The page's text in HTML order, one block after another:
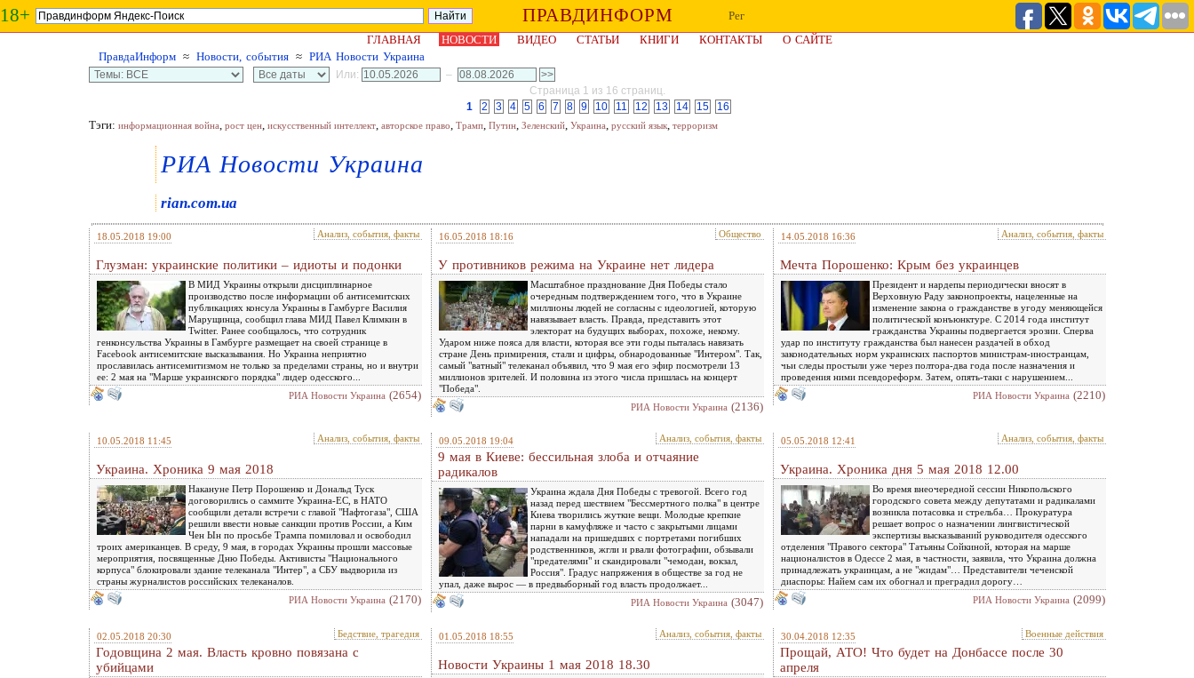
18+ ПРАВДИНФОРМ
Рег
ГЛАВНАЯ
НОВОСТИ ВИДЕО СТАТЬИ КНИГИ КОНТАКТЫ
О САЙТЕ
ПравдаИнформ ≈ Новости, события ≈ РИА Новости Украина
Или:
–
Страница 1 из 16 страниц.
1
2 3 4 5 6 7 8 9 10 11 12 13 14 15 16
Тэги: информационная война, рост цен, искусственный интеллект, авторское право, Трамп, Путин, Зеленский, Украина, русский язык, терроризм
РИА Новости Украина
rian.com.ua
18.05.2018 19:00 Анализ, события, факты
Глузман: украинские политики – идиоты и подонки
В МИД Украины открыли дисциплинарное
производство после информации об антисемитских
публикациях консула Украины в Гамбурге Василия
Марущинца, сообщил глава МИД Павел Климкин в
Twitter. Ранее сообщалось, что сотрудник
генконсульства Украины в Гамбурге размещает на своей странице в
Facebook антисемитские высказывания. Но Украина неприятно
прославилась антисемитизмом не только за пределами страны, но и внутри
ее: 2 мая на "Марше украинского порядка" лидер одесского...
РИА Новости Украина (2654)
16.05.2018 18:16 Общество
У противников режима на Украине нет лидера
Масштабное празднование Дня Победы стало
очередным подтверждением того, что в Украине
миллионы людей не согласны с идеологией, которую
навязывает власть. Правда, представить этот
электорат на будущих выборах, похоже, некому.
Ударом ниже пояса для власти, которая все эти годы пыталась навязать
стране День примирения, стали и цифры, обнародованные "Интером". Так,
самый "ватный" телеканал объявил, что 9 мая его эфир посмотрели 13
миллионов зрителей. И половина из этого числа пришлась на концерт
"Победа".
РИА Новости Украина (2136)
14.05.2018 16:36 Анализ, события, факты
Мечта Порошенко: Крым без украинцев
Президент и нардепы периодически вносят в
Верховную Раду законопроекты, нацеленные на
изменение закона о гражданстве в угоду меняющейся
политической конъюнктуре. С 2014 года институт
гражданства Украины подвергается эрозии. Сперва
удар по институту гражданства был нанесен раздачей в обход
законодательных норм украинских паспортов министрам-иностранцам,
чьи следы простыли уже через полтора-два года после назначения и
проведения ними псевдореформ. Затем, опять-таки с нарушением...
РИА Новости Украина (2210)
10.05.2018 11:45 Анализ, события, факты
Украина. Хроника 9 мая 2018
Накануне Петр Порошенко и Дональд Туск
договорились о саммите Украина-ЕС, в НАТО
сообщили детали встречи с главой "Нафтогаза", США
решили ввести новые санкции против России, а Ким
Чен Ын по просьбе Трампа помиловал и освободил
троих американцев. В среду, 9 мая, в городах Украины прошли массовые
мероприятия, посвященные Дню Победы. Активисты "Национального
корпуса" блокировали здание телеканала "Интер", а СБУ выдворила из
страны журналистов российских телеканалов.
РИА Новости Украина (2170)
09.05.2018 19:04 Анализ, события, факты
9 мая в Киеве: бессильная злоба и отчаяние
радикалов
Украина ждала Дня Победы с тревогой. Всего год
назад перед шествием "Бессмертного полка" в центре
Киева творились жуткие вещи. Молодые крепкие
парни в камуфляже и часто с закрытыми лицами
нападали на пришедших с портретами погибших
родственников, жгли и рвали фотографии, обзывали
"предателями" и скандировали "чемодан, вокзал,
Россия". Градус напряжения в обществе за год не
упал, даже вырос — в предвыборный год власть продолжает...
РИА Новости Украина (3047)
05.05.2018 12:41 Анализ, события, факты
Украина. Хроника дня 5 мая 2018 12.00
Во время внеочередной сессии Никопольского
городского совета между депутатами и радикалами
возникла потасовка и стрельба… Прокуратура
решает вопрос о назначении лингвистической
экспертизы высказываний руководителя одесского
отделения "Правого сектора" Татьяны Сойкиной, которая на марше
националистов в Одессе 2 мая, в частности, заявила, что Украина должна
принадлежать украинцам, а не "жидам"… Представители чеченской
диаспоры: Найем сам их обогнал и преградил дорогу…
РИА Новости Украина (2099)
02.05.2018 20:30 Бедствие, трагедия
Годовщина 2 мая. Власть кровно повязана с
убийцами
01.05.2018 18:55 Анализ, события, факты
Новости Украины 1 мая 2018 18.30
30.04.2018 12:35 Военные действия
Прощай, АТО! Что будет на Донбассе после 30
апреля